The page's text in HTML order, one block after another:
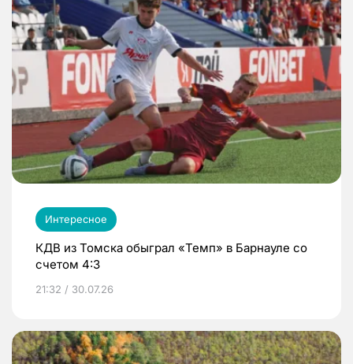
Интересное
КДВ из Томска обыграл «Темп» в Барнауле со
счетом 4:3
21:32 / 30.07.26